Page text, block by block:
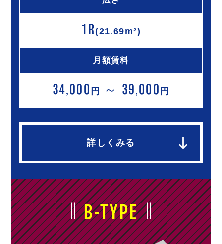
1R(21.69m²)
月額賃料
34,000 円 ～ 39,000 円
詳しくみる
B-TYPE